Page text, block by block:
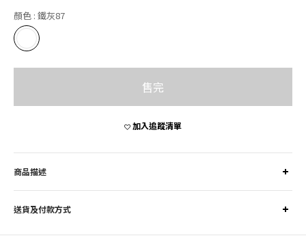
顏色 : 鐵灰87
售完
加入追蹤清單
商品描述
送貨及付款方式